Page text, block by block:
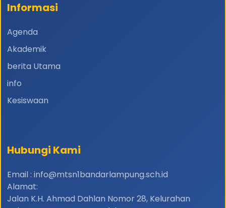
Informasi
Agenda
Akademik
berita Utama
info
Kesiswaan
Hubungi Kami
Email : info@mtsn1bandarlampung.sch.id
Alamat:
Jalan K.H. Ahmad Dahlan Nomor 28, Kelurahan